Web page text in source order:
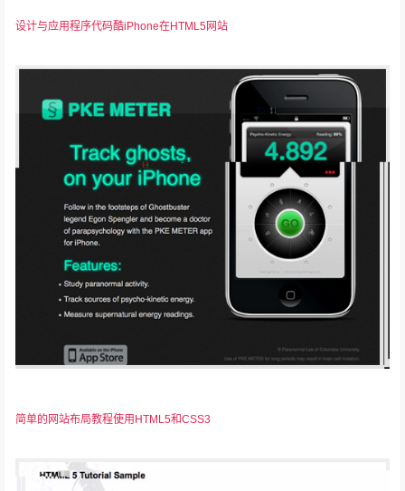
设计与应用程序代码酷iPhone在HTML5网站
简单的网站布局教程使用HTML5和CSS3